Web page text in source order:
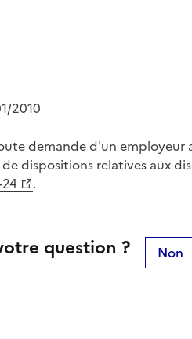
2010
demande d'un employeur
dispositions relatives aux
.
question ? Non